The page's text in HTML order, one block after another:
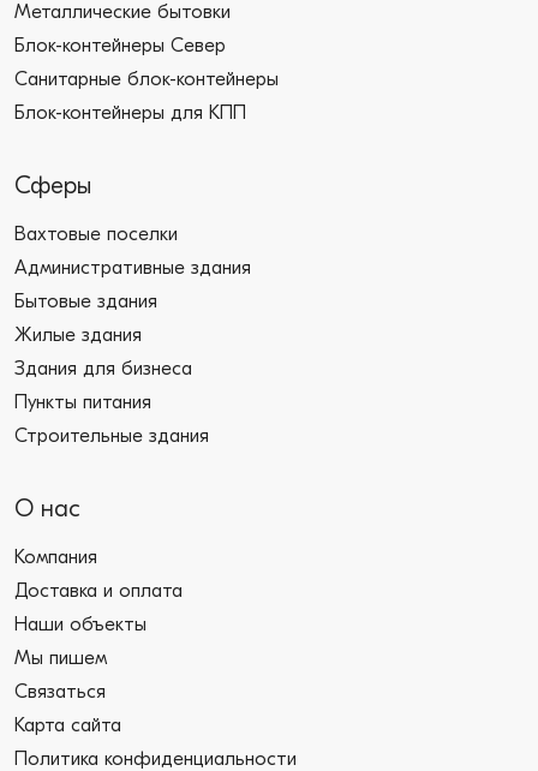
Металлические бытовки
Блок-контейнеры Север
Санитарные блок-контейнеры
Блок-контейнеры для КПП
Сферы
Вахтовые поселки
Административные здания
Бытовые здания
Жилые здания
Здания для бизнеса
Пункты питания
Строительные здания
О нас
Компания
Доставка и оплата
Наши объекты
Мы пишем
Связаться
Карта сайта
Политика конфиденциальности